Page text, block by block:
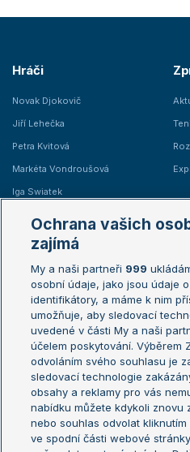
Hráči
Novak Djokovič
Jiří Lehečka
Petra Kvitová
Markéta Vondroušová
Iga Swiatek
Žebříčky
Žebříček ATP (muži)
Žebříček WTA (ženy)
Sázkařský žebříček
US
Aktualní trendy
Fotbalové přestupy
Ochrana vašich
zajímá
My a naši partneři 999
osobní údaje, jako jsou údaje
identifikátory, a máme k nim
umožňuje, aby sledovací
uvedené v části My a naši
účelem poskytování. Výběrem
odvoláním svého souhlasu je
sledovací technologie
obsahy a reklamy pro vás
nabídku můžete kdykoli znovu
nebo souhlas odvolat
ve spodní části webové